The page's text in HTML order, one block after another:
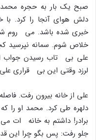
صبح یک بار به حجره محمد
دلش هواى آنجا را کرد. با
خبرى شده باشد. مى روم
خلاص شوم. سمانه نپرسید
على بى تاب رسیدن
لرزد وقتى این بى قرارى
على از خانه بیرون رفت.
دلهره طى کرد. محمد او را
برادر! داشتم به خانه ات
جلو رفت: پس بگو چرا این